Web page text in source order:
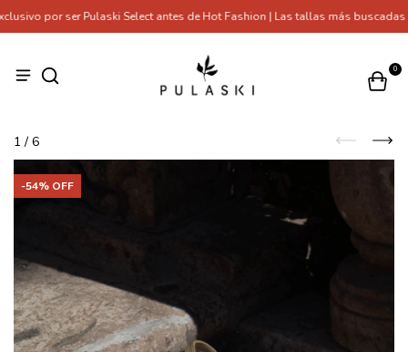
por ser Pulaski Select antes de Hot Fashion | Las tallas más buscadas
0
1 / 6
-54% OFF